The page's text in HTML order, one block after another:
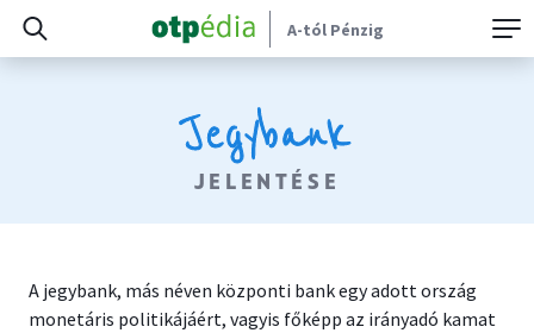
A-tól Pénzig
Jegybank
JELENTÉSE
A jegybank, más néven központi bank egy adott ország
monetáris politikájáért, vagyis főképp az irányadó kamat